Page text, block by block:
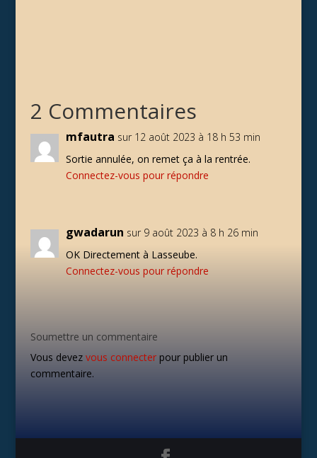
2 Commentaires
mfautra sur 12 août 2023 à 18 h 53 min
Sortie annulée, on remet ça à la rentrée.
Connectez-vous pour répondre
gwadarun sur 9 août 2023 à 8 h 26 min
OK Directement à Lasseube.
Connectez-vous pour répondre
Soumettre un commentaire
Vous devez vous connecterpour publier un
commentaire.